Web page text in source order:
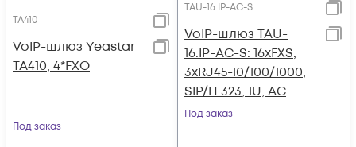
TA410
VoIP-шлюз Yeastar
TA410, 4*FXO
Под заказ
TAU-16.IP-AC-S
VoIP-шлюз TAU-
16.IP-AC-S: 16xFXS,
3xRJ45-10/100/1000,
SIP/H.323, 1U, AC
220V
Под заказ